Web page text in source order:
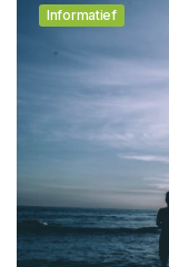
Informatief